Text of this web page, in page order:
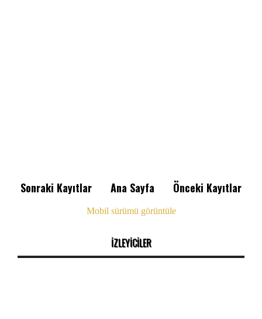
Sonraki Kayıtlar Önceki Kayıtlar
Ana Sayfa
Mobil sürümü görüntüle
İZLEYİCİLER